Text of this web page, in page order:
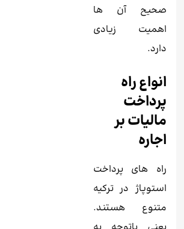
صحیح آن ‌ها
اهمیت زیادی
دارد.
انواع راه
پرداخت
مالیات بر
اجاره
راه های پرداخت
استوپاژ در ترکیه
متنوع هستند.